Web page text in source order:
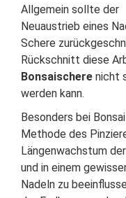
Allgemein sollte der
Neuaustrieb eines
Schere
Rückschnitt diese
Bonsaischere nicht
werden kann.
Besonders bei
Methode des
Längenwachstum
und in einem
Nadeln zu